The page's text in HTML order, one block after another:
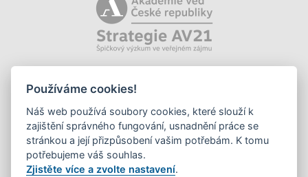
Používáme cookies!
Náš web používá soubory cookies, které slouží k
zajištění správného fungování, usnadnění práce se
stránkou a její přizpůsobení vašim potřebám. K tomu
potřebujeme váš souhlas.
Zjistěte více a zvolte nastavení.